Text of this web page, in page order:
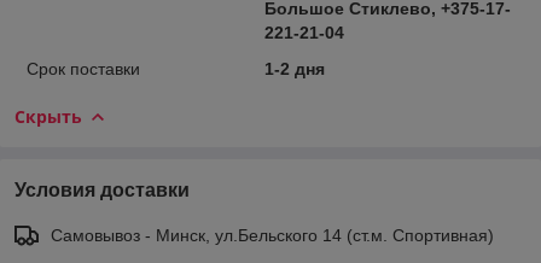
Большое Стиклево, +375-17-
221-21-04
Срок поставки
1-2 дня
Скрыть
Условия доставки
Самовывоз - Минск, ул.Бельского 14 (ст.м. Спортивная)